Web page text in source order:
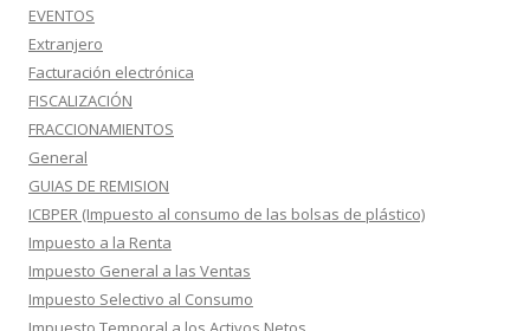
EVENTOS
Extranjero
Facturación electrónica
FISCALIZACIÓN
FRACCIONAMIENTOS
General
GUIAS DE REMISION
ICBPER (Impuesto al consumo de las bolsas de plástico)
Impuesto a la Renta
Impuesto General a las Ventas
Impuesto Selectivo al Consumo